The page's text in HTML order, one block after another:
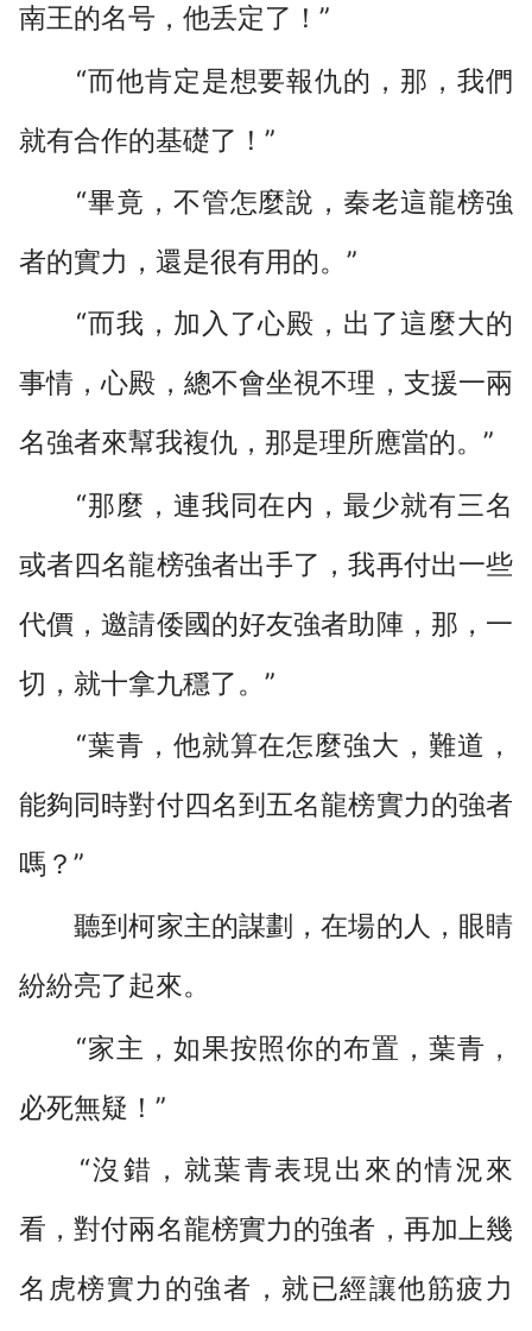
南王的名号，他丢定了！”
“而他肯定是想要報仇的，那，我們
就有合作的基礎了！”
“畢竟，不管怎麼說，秦老這龍榜強
者的實力，還是很有用的。”
“而我，加入了心殿，出了這麼大的
事情，心殿，總不會坐視不理，支援一兩
名強者來幫我複仇，那是理所應當的。”
“那麼，連我同在内，最少就有三名
或者四名龍榜強者出手了，我再付出一些
代價，邀請倭國的好友強者助陣，那，一
切，就十拿九穩了。”
“葉青，他就算在怎麼強大，難道，
能夠同時對付四名到五名龍榜實力的強者
嗎？”
聽到柯家主的謀劃，在場的人，眼睛
紛紛亮了起來。
“家主，如果按照你的布置，葉青，
必死無疑！”
“沒錯，就葉青表現出來的情況來
看，對付兩名龍榜實力的強者，再加上幾
名虎榜實力的強者，就已經讓他筋疲力